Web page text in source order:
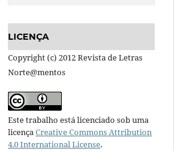
LICENÇA
Copyright (c) 2012 Revista de Letras
Norte@mentos
Este trabalho está licenciado sob uma
licençaCreative Commons Attribution
4.0 International License.